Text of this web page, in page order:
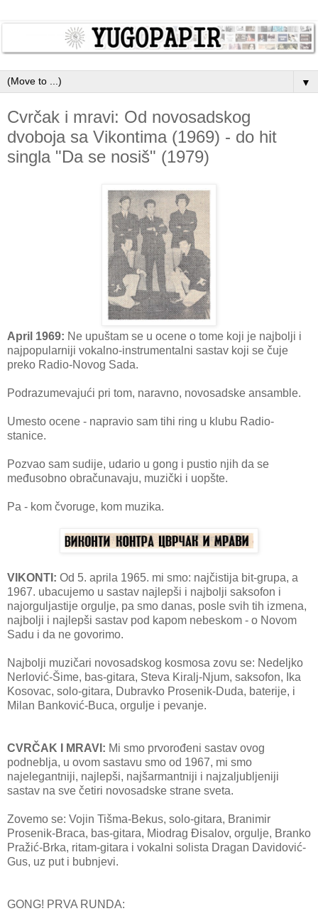
▼
Cvrčak i mravi: Od novosadskog
dvoboja sa Vikontima (1969) - do hit
singla "Da se nosiš" (1979)
April 1969: Ne upuštam se u ocene o tome koji je najbolji i
najpopularniji vokalno-instrumentalni sastav koji se čuje
preko Radio-Novog Sada.
Podrazumevajući pri tom, naravno, novosadske ansamble.
Umesto ocene - napravio sam tihi ring u klubu Radio-
stanice.
Pozvao sam sudije, udario u gong i pustio njih da se
međusobno obračunavaju, muzički i uopšte.
Pa - kom čvoruge, kom muzika.
VIKONTI: Od 5. aprila 1965. mi smo: najčistija bit-grupa, a
1967. ubacujemo u sastav najlepši i najbolji saksofon i
najorguljastije orgulje, pa smo danas, posle svih tih izmena,
najbolji i najlepši sastav pod kapom nebeskom - o Novom
Sadu i da ne govorimo.
Najbolji muzičari novosadskog kosmosa zovu se: Nedeljko
Nerlović-Šime, bas-gitara, Steva Kiralj-Njum, saksofon, Ika
Kosovac, solo-gitara, Dubravko Prosenik-Duda, baterije, i
Milan Banković-Buca, orgulje i pevanje.
CVRČAK I MRAVI: Mi smo prvorođeni sastav ovog
podneblja, u ovom sastavu smo od 1967, mi smo
najelegantniji, najlepši, najšarmantniji i najzaljubljeniji
sastav na sve četiri novosadske strane sveta.
Zovemo se: Vojin Tišma-Bekus, solo-gitara, Branimir
Prosenik-Braca, bas-gitara, Miodrag Đisalov, orgulje, Branko
Pražić-Brka, ritam-gitara i vokalni solista Dragan Davidović-
Gus, uz put i bubnjevi.
GONG! PRVA RUNDA: